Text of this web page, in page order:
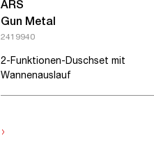
ARS
Gun Metal
2419940
2-Funktionen-Duschset mit
Wannenauslauf
›